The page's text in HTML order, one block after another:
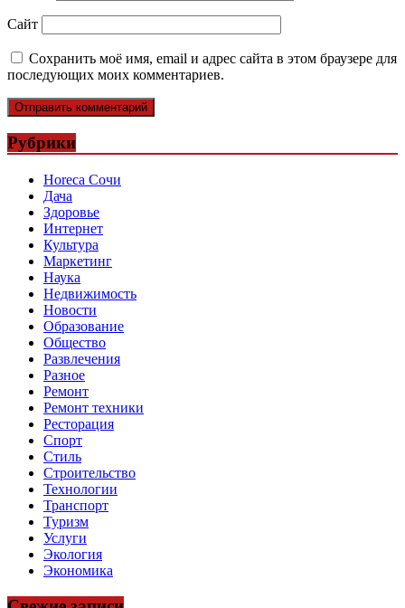
Сайт
Сохранить моё имя, email и адрес сайта в этом браузере для
последующих моих комментариев.
Рубрики
Horeca Сочи
Дача
Здоровье
Интернет
Культура
Маркетинг
Наука
Недвижимость
Новости
Образование
Общество
Развлечения
Разное
Ремонт
Ремонт техники
Ресторация
Спорт
Стиль
Строительство
Технологии
Транспорт
Туризм
Услуги
Экология
Экономика